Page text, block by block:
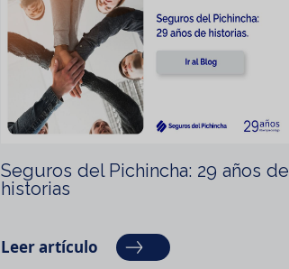
Seguros del Pichincha: 29 años de
historias
Leer artículo